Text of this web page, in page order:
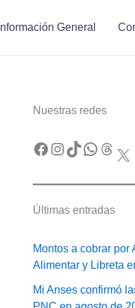
Información General
Nuestras redes
Facebook Instagram TikTok WhatsApp Threads X
Últimas entradas
Montos a cobrar por
Alimentar y Libreta
Mi Anses confirmó